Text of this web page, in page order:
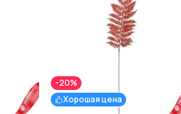
Хорошая цена
-20%